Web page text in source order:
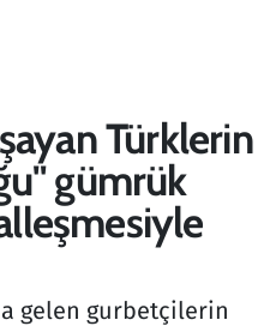
Türklerin
gümrük
gelen gurbetçilerin